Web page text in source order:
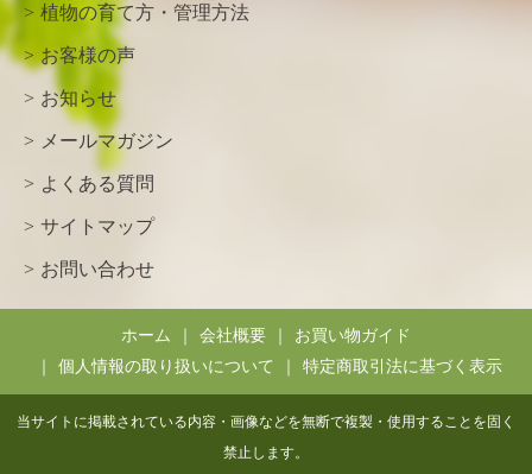
植物の育て方・管理方法
お客様の声
お知らせ
メールマガジン
よくある質問
サイトマップ
お問い合わせ
ホーム 会社概要
お買い物ガイド
個人情報の取り扱いについて
特定商取引法に基づく表示
当サイトに掲載されている内容・画像などを無断で複製・使用することを固く
禁止します。